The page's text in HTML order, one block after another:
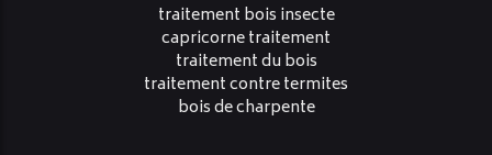
traitement bois insecte
capricorne traitement
traitement du bois
traitement contre termites
bois de charpente